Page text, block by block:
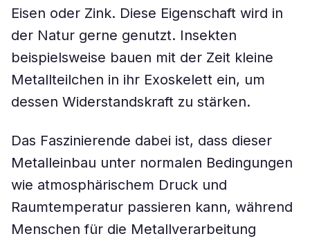
Eisen oder Zink. Diese Eigenschaft wird in
der Natur gerne genutzt. Insekten
beispielsweise bauen mit der Zeit kleine
Metallteilchen in ihr Exoskelett ein, um
dessen Widerstandskraft zu stärken.
Das Faszinierende dabei ist, dass dieser
Metalleinbau unter normalen Bedingungen
wie atmosphärischem Druck und
Raumtemperatur passieren kann, während
Menschen für die Metallverarbeitung